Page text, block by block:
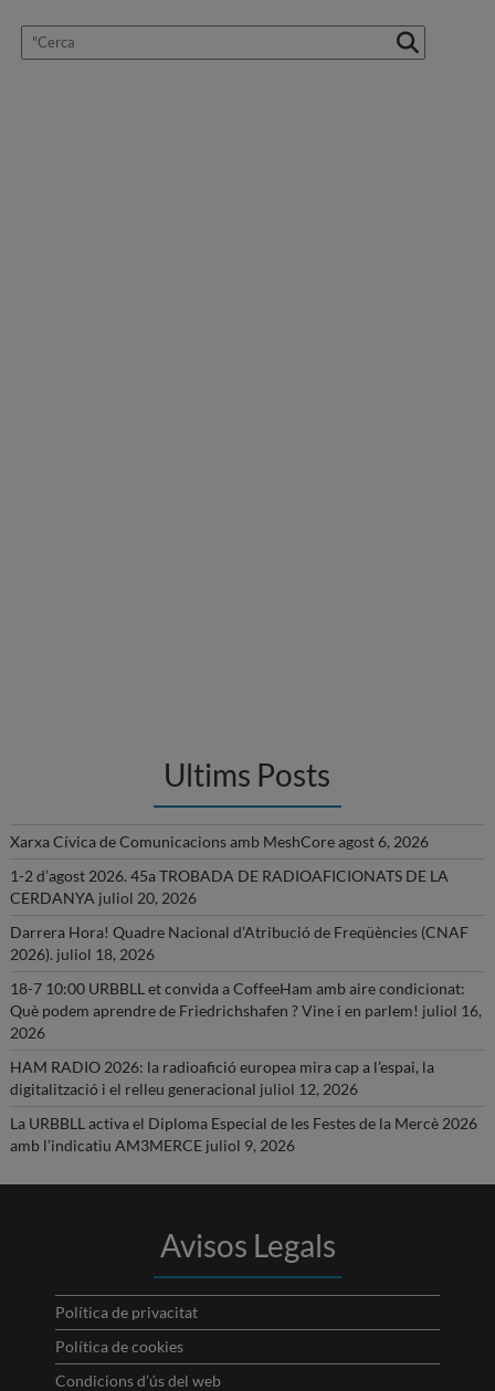
Ultims Posts
Xarxa Cívica de Comunicacions amb MeshCoreagost 6, 2026
1-2 d’agost 2026. 45a TROBADA DE RADIOAFICIONATS DE LA
CERDANYA juliol 20, 2026
Darrera Hora! Quadre Nacional d’Atribució de Freqüències (CNAF
2026). juliol 18, 2026
18-7 10:00 URBBLL et convida a CoffeeHam amb aire condicionat:
Què podem aprendre de Friedrichshafen ? Vine i en parlem! juliol 16,
2026
HAM RADIO 2026: la radioafició europea mira cap a l’espai, la
digitalització i el relleu generacional juliol 12, 2026
La URBBLL activa el Diploma Especial de les Festes de la Mercè 2026
amb l’indicatiu AM3MERCE juliol 9, 2026
Avisos Legals
Política de privacitat
Política de cookies
Condicions d’ús del web